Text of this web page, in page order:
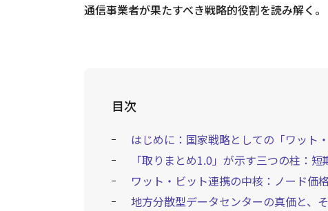
通信事業者が果たすべき戦略的役割を読み解く。
目次
はじめに：国家戦略としての「ワット
「取りまとめ1.0」が示す三つの柱：
ワット・ビット連携の中核：ノード価
地方分散型データセンターの真価と、